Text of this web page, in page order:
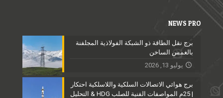
NEWS PRO
برج نقل الطاقة ذو الشبكة الفولاذية المجلفنة
بالغمس الساخن
يوليو 13, 2026
برج هوائي الاتصالات السلكية واللاسلكية احتكار
| 25م المواصفات الفنية للصلب HDG & التحليل